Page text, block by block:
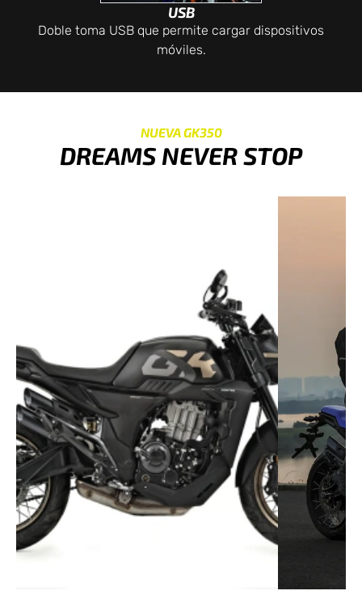
USB
Doble toma USB que permite cargar dispositivos
móviles.
NUEVA GK350
DREAMS NEVER STOP